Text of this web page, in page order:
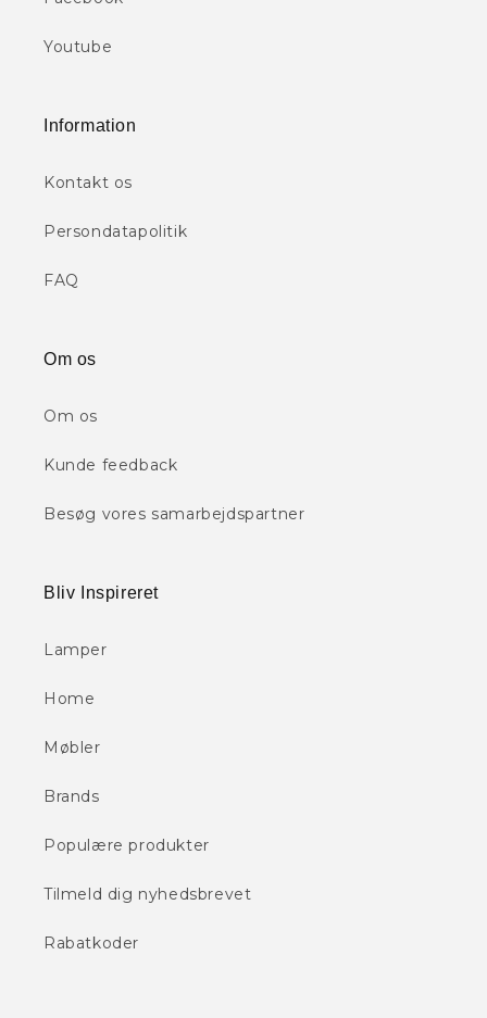
Youtube
Information
Kontakt os
Persondatapolitik
FAQ
Om os
Om os
Kunde feedback
Besøg vores samarbejdspartner
Bliv Inspireret
Lamper
Home
Møbler
Brands
Populære produkter
Tilmeld dig nyhedsbrevet
Rabatkoder